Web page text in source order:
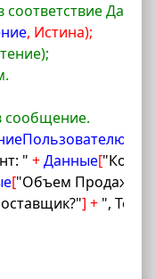
, Истина);
сообщение.
" + Данные[
["Объем Продаж"
] + ",